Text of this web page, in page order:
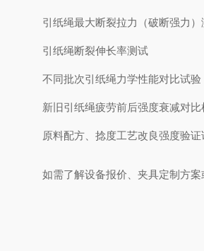
引纸绳最大断裂拉力（破断强力）
引纸绳断裂伸长率测试
不同批次引纸绳力学性能对比试验
新旧引纸绳疲劳前后强度衰减对比
原料配方、捻度工艺改良强度验证
如需了解设备报价、夹具定制方